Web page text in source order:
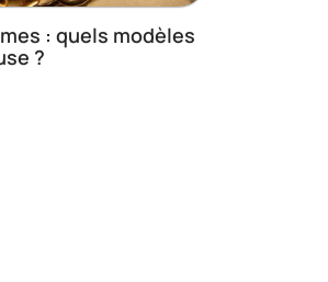
: quels modèles
?